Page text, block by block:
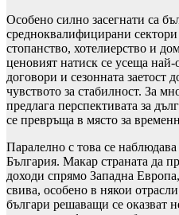
Особено силно засегнати са
средноквалифицирани сектори
стопанство, хотелиерство и
ценовият натиск се усеща най-
договори и сезонната заетост
чувството за стабилност. За
предлага перспективата за
се превръща в място за
Паралелно с това се
България. Макар страната да
доходи спрямо Западна
свива, особено в някои
българи решаващи се оказват